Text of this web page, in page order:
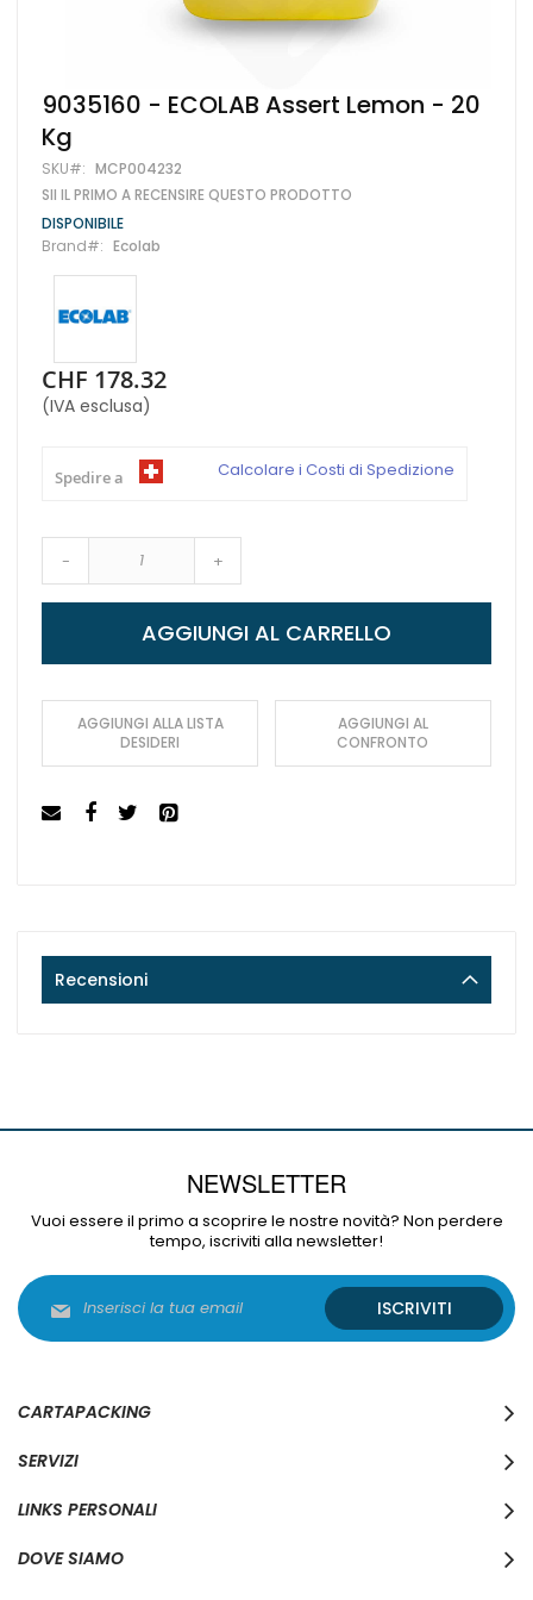
Vai
all'inizio
della
galleria
di
immagini
9035160 - ECOLAB Assert Lemon - 20
Kg
SKU MCP004232
SII IL PRIMO A RECENSIRE QUESTO PRODOTTO
DISPONIBILE
Brand
Ecolab
CHF 178.32
(IVA esclusa)
Spedire a Calcolare i Costi di Spedizione
- +
AGGIUNGI AL CARRELLO
AGGIUNGI ALLA LISTA
DESIDERI
AGGIUNGI AL
CONFRONTO
Recensioni
NEWSLETTER
Vuoi essere il primo a scoprire le nostre novità? Non perdere
tempo, iscriviti alla newsletter!
alla
nostra
ISCRIVITI
CARTAPACKING
SERVIZI
LINKS PERSONALI
DOVE SIAMO